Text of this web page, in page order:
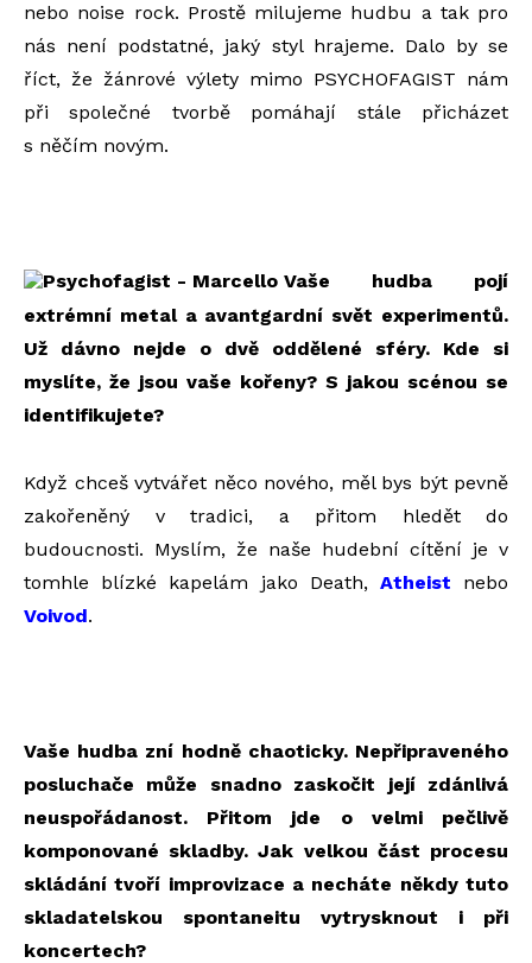
nebo noise rock. Prostě milujeme hudbu a tak pro
nás není podstatné, jaký styl hrajeme. Dalo by se
říct, že žánrové výlety mimo PSYCHOFAGIST nám
při společné tvorbě pomáhají stále přicházet
s něčím novým.
Vaše hudba pojí
extrémní metal a avantgardní svět experimentů.
Už dávno nejde o dvě oddělené sféry. Kde si
myslíte, že jsou vaše kořeny? S jakou scénou se
identifikujete?
Když chceš vytvářet něco nového, měl bys být pevně
zakořeněný v tradici, a přitom hledět do
budoucnosti. Myslím, že naše hudební cítění je v
tomhle blízké kapelám jako Death, Atheist nebo
Voivod.
Vaše hudba zní hodně chaoticky. Nepřipraveného
posluchače může snadno zaskočit její zdánlivá
neuspořádanost. Přitom jde o velmi pečlivě
komponované skladby. Jak velkou část procesu
skládání tvoří improvizace a necháte někdy tuto
skladatelskou spontaneitu vytrysknout i při
koncertech?